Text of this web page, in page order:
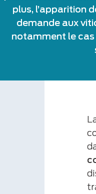
plus, l’apparition
demande aux
notamment le cas